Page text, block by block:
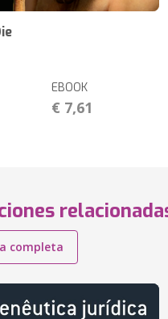
EBOOK
€ 7,61
completa